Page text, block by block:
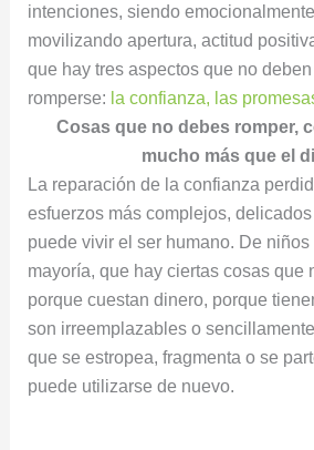
intenciones, siendo
movilizando apertura, actitud
que hay tres aspectos que no
romperse: la confianza, las
Cosas que no debes romper,
mucho más que el
La reparación de la confianza
esfuerzos más complejos,
puede vivir el ser humano. De
mayoría, que hay ciertas cosas que
porque cuestan dinero, porque
son irreemplazables o
que se estropea, fragmenta o se
puede utilizarse de nuevo.